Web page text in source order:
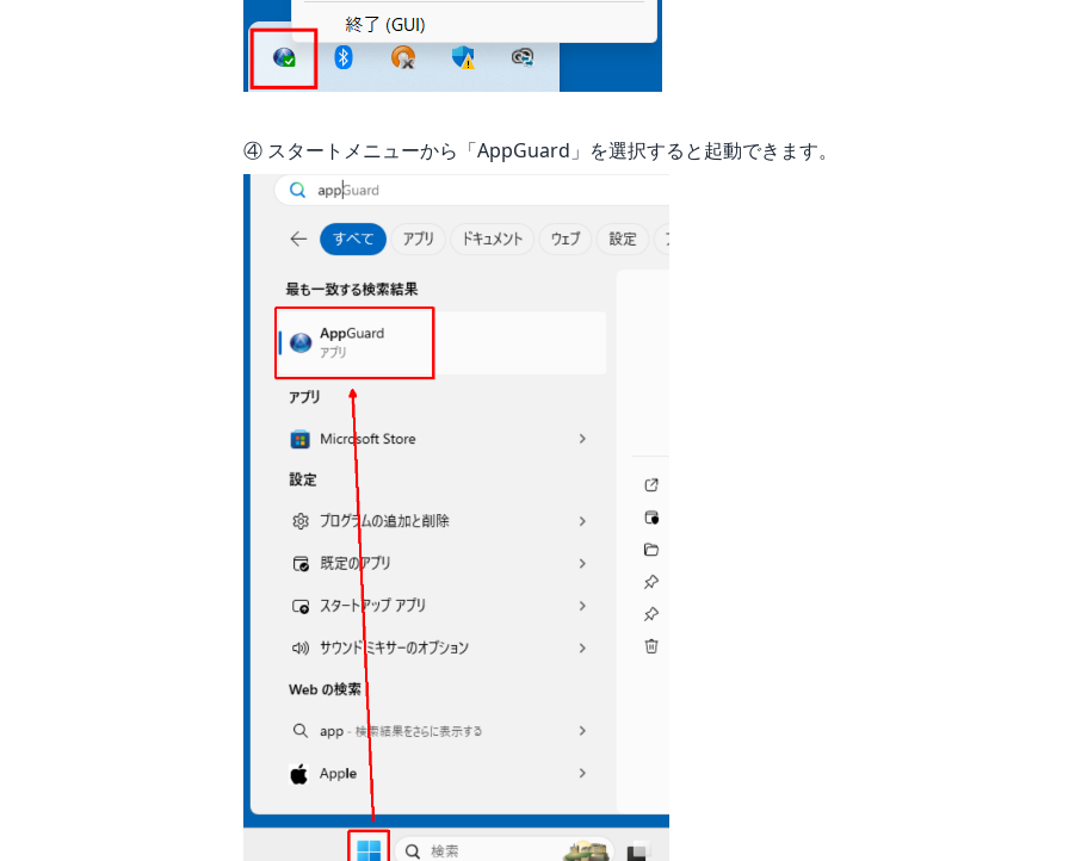
④ スタートメニューから「AppGuard」を選択すると起動できます。